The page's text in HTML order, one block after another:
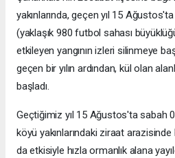
yakınlarında, geçen yıl 15
(yaklaşık 980 futbol sahası
etkileyen yangının izleri silinmeye
geçen bir yılın ardından, kül olan
başladı.
Geçtiğimiz yıl 15 Ağustos'ta sabah
köyü yakınlarındaki ziraat arazisinde
da etkisiyle hızla ormanlık alana